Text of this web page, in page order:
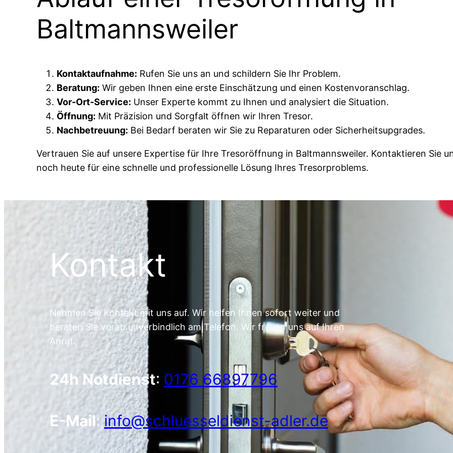
Baltmannsweiler
Kontaktaufnahme: Rufen Sie uns an und schildern Sie Ihr Problem.
Beratung: Wir geben Ihnen eine erste Einschätzung und einen Kostenvoranschlag.
Vor-Ort-Service: Unser Experte kommt zu Ihnen und analysiert die Situation.
Öffnung: Mit Präzision und Sorgfalt öffnen wir Ihren Tresor.
Nachbetreuung: Bei Bedarf beraten wir Sie zu Reparaturen oder Sicherheitsupgrades.
Vertrauen Sie auf unsere Expertise für Ihre Tresoröffnung in Baltmannsweiler. Kontaktieren Sie
noch heute für eine schnelle und professionelle Lösung Ihres Tresorproblems.
Kontakt
Nehmen Sie Kontakt mit uns auf. Wir helfen Ihnen sofort weiter und
beraten Sie vorab unverbindlich am Telefon. Wir freuen uns auf Ihren
Anruf.
24h Notdienst: 0176 66897796
E-Mail:info@schluesseldienst-adler.de